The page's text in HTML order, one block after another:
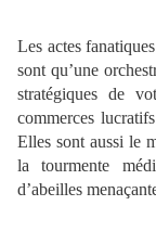
Les actes
sont qu’une
stratégiques de
commerces
Elles sont aussi le
la tourmente
d’abeilles